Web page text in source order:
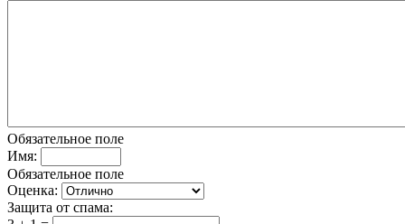
Обязательное поле
Имя:
Обязательное поле
Оценка:
Защита от спама: